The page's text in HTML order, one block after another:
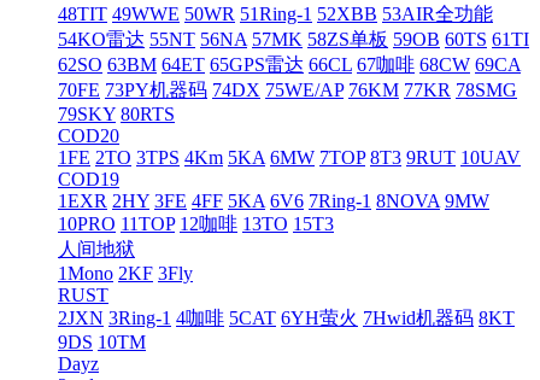
48TIT 49WWE 50WR 51Ring-1 52XBB 53AIR全功能
54KO雷达 55NT 56NA 57MK 58ZS单板 59OB 60TS 61TI
62SO 63BM 64ET 65GPS雷达 66CL 67咖啡 68CW 69CA
70FE 73PY机器码 74DX 75WE/AP 76KM 77KR 78SMG
79SKY 80RTS
COD20
1FE 2TO 3TPS 4Km 5KA 6MW 7TOP 8T3 9RUT 10UAV
COD19
1EXR 2HY 3FE 4FF 5KA 6V6 7Ring-1 8NOVA 9MW
10PRO 11TOP 12咖啡 13TO 15T3
人间地狱
1Mono 2KF 3Fly
RUST
2JXN 3Ring-1 4咖啡 5CAT 6YH萤火 7Hwid机器码 8KT
9DS 10TM
Dayz